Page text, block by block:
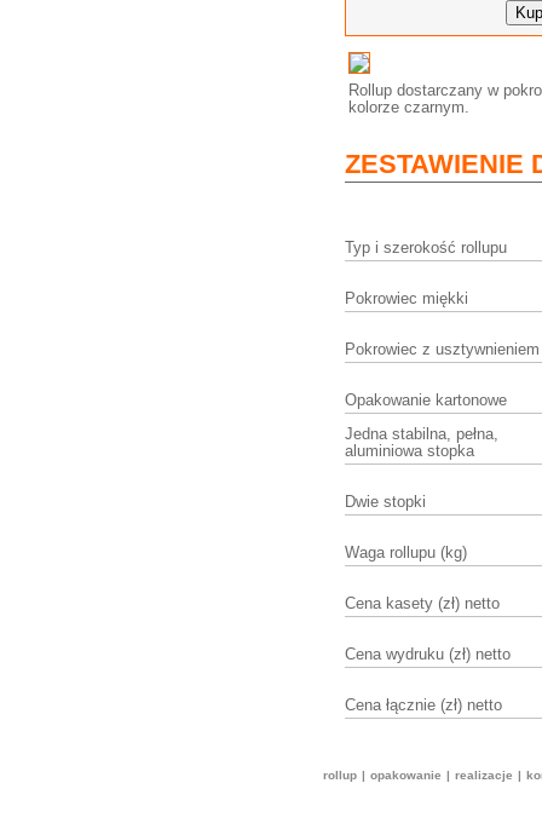
Rollup dostarczany w
kolorze czarnym.
ZESTAWIENIE
Typ i szerokość rollupu
Pokrowiec miękki
Pokrowiec z usztywnieniem
Opakowanie kartonowe
Jedna stabilna, pełna,
aluminiowa stopka
Dwie stopki
Waga rollupu (kg)
Cena kasety (zł) netto
Cena wydruku (zł) netto
Cena łącznie (zł) netto
rollup | opakowanie | realizacje |